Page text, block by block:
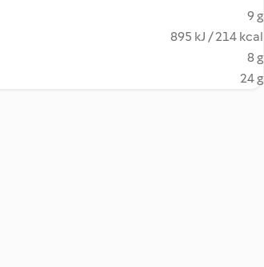
9 g
895 kJ / 214 kcal
8 g
24 g